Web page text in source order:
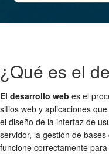
¿Qué es el
El desarrollo web es el
sitios web y aplicaciones
el diseño de la interfaz de
servidor, la gestión de
funcione correctamente